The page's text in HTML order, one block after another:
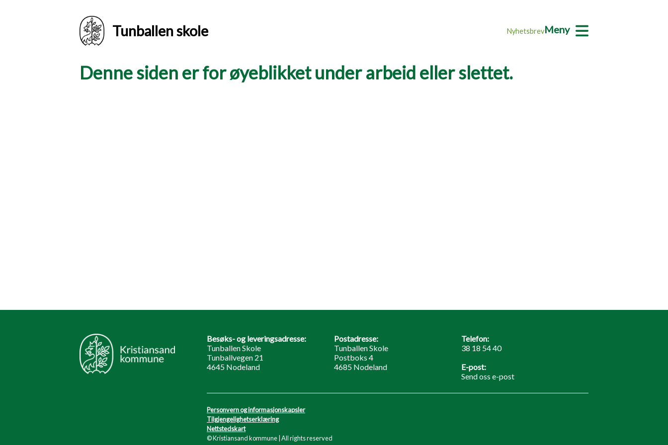
Tunballen skole NyhetsbrevMeny
Denne siden er for øyeblikket under arbeid eller slettet.
Besøks- og leveringsadresse:
Tunballen Skole
Tunballvegen 21
4645 Nodeland
Postadresse:
Tunballen Skole
Postboks 4
4685 Nodeland
Telefon:
38 18 54 40
E-post:
Send oss e-post
Personvern og informasjonskapsler
Tilgjengelighetserklæring
Nettstedskart
© Kristiansand kommune | All rights reserved